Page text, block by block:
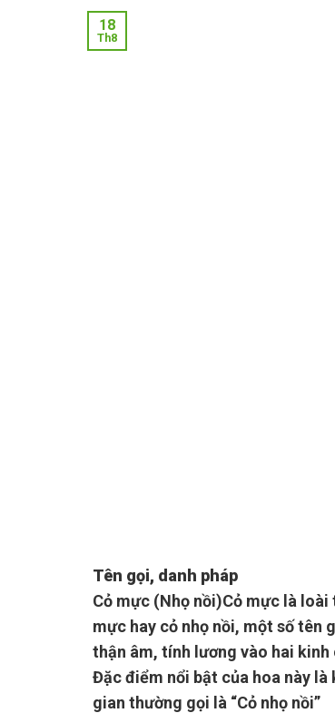
18
Th8
Tên gọi, danh pháp
Cỏ mực (Nhọ nồi)Cỏ mực là
mực hay cỏ nhọ nồi, một số tên
thận âm, tính lương vào hai kinh
Đặc điểm nổi bật của hoa này là
gian thường gọi là “Cỏ nhọ nồi”